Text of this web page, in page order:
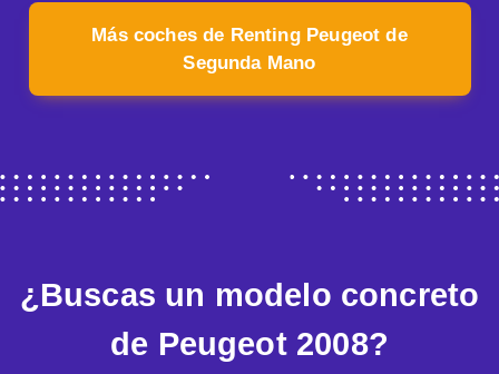
Más coches de Renting Peugeot de
Segunda Mano
¿Buscas un modelo concreto
de Peugeot 2008?